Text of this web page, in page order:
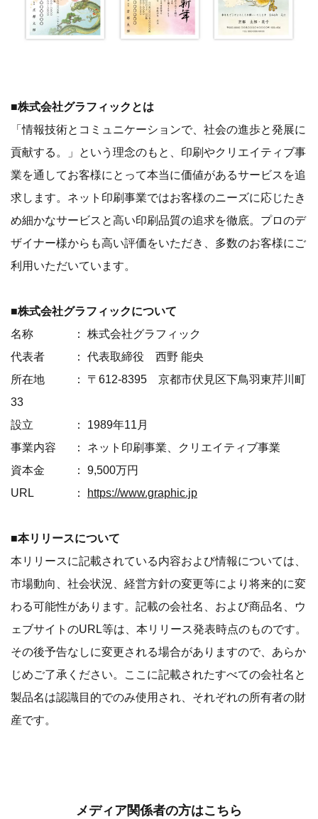
■株式会社グラフィックとは
「情報技術とコミュニケーションで、社会の進歩と発展に
貢献する。」という理念のもと、印刷やクリエイティブ事
業を通してお客様にとって本当に価値があるサービスを追
求します。ネット印刷事業ではお客様のニーズに応じたき
め細かなサービスと高い印刷品質の追求を徹底。プロのデ
ザイナー様からも高い評価をいただき、多数のお客様にご
利用いただいています。
■株式会社グラフィックについて
名称 ： 株式会社グラフィック
代表者 ： 代表取締役 西野 能央
所在地 ： 〒612-8395 京都市伏見区下鳥羽東芹川町
33
設立 ： 1989年11月
事業内容 ： ネット印刷事業、クリエイティブ事業
資本金 ： 9,500万円
URL ： https://www.graphic.jp
■本リリースについて
本リリースに記載されている内容および情報については、
市場動向、社会状況、経営方針の変更等により将来的に変
わる可能性があります。記載の会社名、および商品名、ウ
ェブサイトのURL等は、本リリース発表時点のものです。
その後予告なしに変更される場合がありますので、あらか
じめご了承ください。ここに記載されたすべての会社名と
製品名は認識目的でのみ使用され、それぞれの所有者の財
産です。
メディア関係者の方はこちら